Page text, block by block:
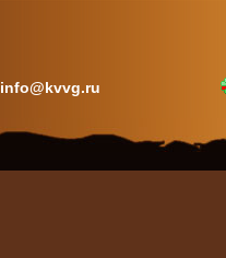
info@kvvg.ru